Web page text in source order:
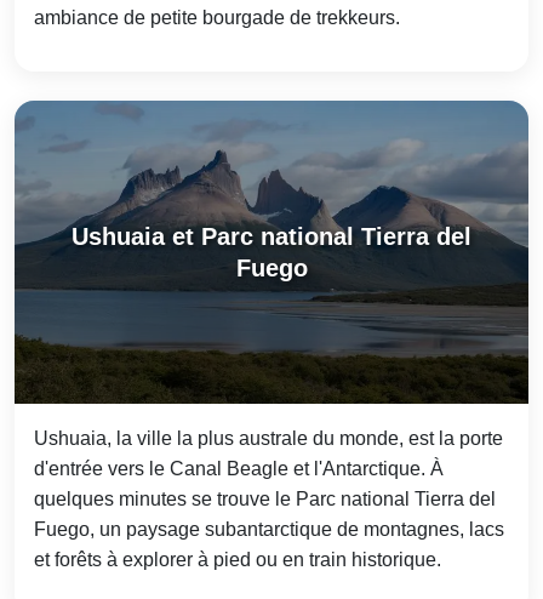
ambiance de petite bourgade de trekkeurs.
Ushuaia et Parc national Tierra del
Fuego
Ushuaia, la ville la plus australe du monde, est la porte
d'entrée vers le Canal Beagle et l'Antarctique. À
quelques minutes se trouve le Parc national Tierra del
Fuego, un paysage subantarctique de montagnes, lacs
et forêts à explorer à pied ou en train historique.